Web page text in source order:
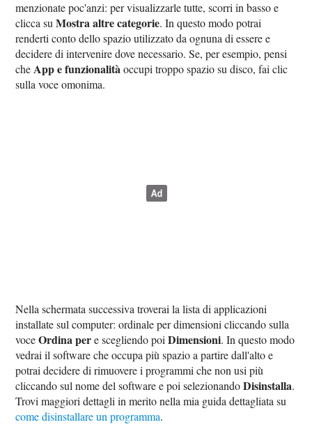
menzionate poc'anzi: per visualizzarle tutte, scorri in basso e
clicca suMostra altre categorie. In questo modo potrai
renderti conto dello spazio utilizzato da ognuna di essere e
decidere di intervenire dove necessario. Se, per esempio, pensi
che App e funzionalitàoccupi troppo spazio su disco, fai clic
sulla voce omonima.
Nella schermata successiva troverai la lista di applicazioni
installate sul computer: ordinale per dimensioni cliccando sulla
voceOrdina pere scegliendo poiDimensioni. In questo modo
vedrai il software che occupa più spazio a partire dall'alto e
potrai decidere di rimuovere i programmi che non usi più
cliccando sul nome del software e poi selezionandoDisinstalla.
Trovi maggiori dettagli in merito nella mia guida dettagliata su
come disinstallare un programma.